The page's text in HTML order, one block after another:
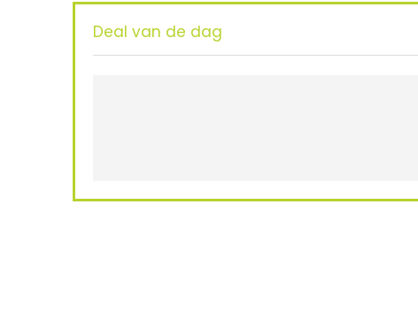
Deal van de dag